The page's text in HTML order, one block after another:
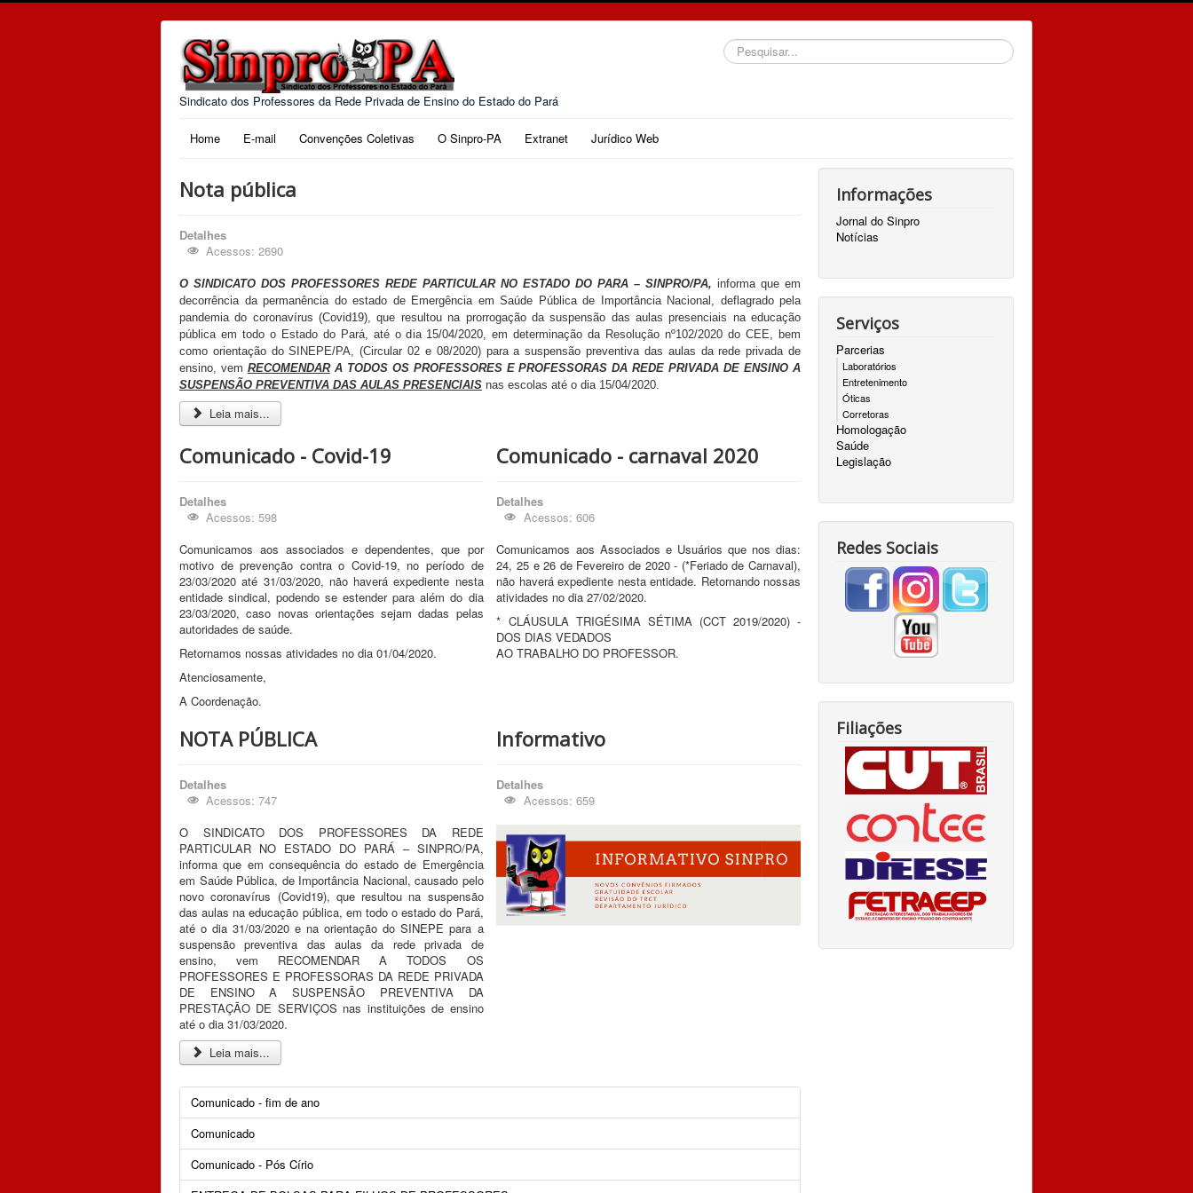
Sindicato dos Professores da Rede Privada de Ensino do Estado do Pará
Pesquisar...
Home E-mail Convenções Coletivas O Sinpro-PA Extranet Jurídico Web
Nota pública
Detalhes
Acessos: 2690
O SINDICATO DOS PROFESSORES REDE PARTICULAR NO ESTADO DO PARA – SINPRO/PA, informa que em
decorrência da permanência do estado de Emergência em Saúde Pública de Importância Nacional, deflagrado pela
pandemia do coronavírus (Covid19), que resultou na prorrogação da suspensão das aulas presenciais na educação
pública em todo o Estado do Pará, até o dia 15/04/2020, em determinação da Resolução nº102/2020 do CEE, bem
como orientação do SINEPE/PA, (Circular 02 e 08/2020) para a suspensão preventiva das aulas da rede privada de
ensino, vem RECOMENDAR A TODOS OS PROFESSORES E PROFESSORAS DA REDE PRIVADA DE ENSINO A
SUSPENSÃO PREVENTIVA DAS AULAS PRESENCIAIS nas escolas até o dia 15/04/2020.
Leia mais...
Comunicado - Covid-19
Detalhes
Acessos: 598
Comunicamos aos associados e dependentes, que por
motivo de prevenção contra o Covid-19, no período de
23/03/2020 até 31/03/2020, não haverá expediente nesta
entidade sindical, podendo se estender para além do dia
23/03/2020, caso novas orientações sejam dadas pelas
autoridades de saúde.
Retornamos nossas atividades no dia 01/04/2020.
Atenciosamente,
A Coordenação.
Comunicado - carnaval 2020
Detalhes
Acessos: 606
Comunicamos aos Associados e Usuários que nos dias:
24, 25 e 26 de Fevereiro de 2020 - (*Feriado de Carnaval),
não haverá expediente nesta entidade. Retornando nossas
atividades no dia 27/02/2020.
* CLÁUSULA TRIGÉSIMA SÉTIMA (CCT 2019/2020) -
DOS DIAS VEDADOS
AO TRABALHO DO PROFESSOR.
NOTA PÚBLICA
Detalhes
Acessos: 747
O SINDICATO DOS PROFESSORES DA REDE
PARTICULAR NO ESTADO DO PARÁ – SINPRO/PA,
informa que em consequência do estado de Emergência
em Saúde Pública, de Importância Nacional, causado pelo
novo coronavírus (Covid19), que resultou na suspensão
das aulas na educação pública, em todo o estado do Pará,
até o dia 31/03/2020 e na orientação do SINEPE para a
suspensão preventiva das aulas da rede privada de
ensino, vem RECOMENDAR A TODOS OS
PROFESSORES E PROFESSORAS DA REDE PRIVADA
DE ENSINO A SUSPENSÃO PREVENTIVA DA
PRESTAÇÃO DE SERVIÇOS nas instituições de ensino
até o dia 31/03/2020.
Leia mais...
Informativo
Detalhes
Acessos: 659
Comunicado - fim de ano
Comunicado
Comunicado - Pós Círio
Informações
Jornal do Sinpro
Notícias
Serviços
Parcerias
Laboratórios
Entretenimento
Óticas
Corretoras
Homologação
Saúde
Legislação
Redes Sociais
Filiações